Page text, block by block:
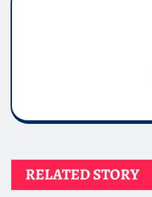
RELATED STORY